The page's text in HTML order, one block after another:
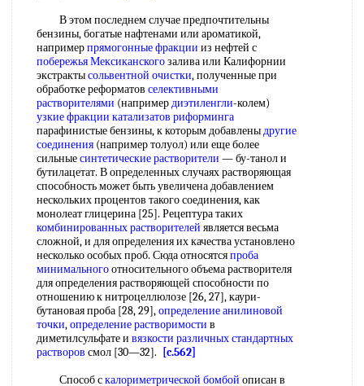
В этом последнем случае предпочтительны
бензины, богатые нафтенами или ароматикой,
напримерпрямогонные фракции из нефтей с
побережья Мексиканскогозалива или Калифорнии
экстрактысольвентной очистки, полученные при
обработке реформатов селективными
растворителями (напримердиэтиленгли-колем)
узкие фракции катализатов риформинга
парафинистые бензины, к которым добавленыдругие
соединения (например толуол) или еще более
сильныесинтетические растворители — бу-танол и
бутилацетат. В определенных случаях растворяющая
способность может быть увеличена добавлением
нескольких процентов такого соединения, как
монолеат глицерина [25]. Рецептура таких
комбинированных растворителей является весьма
сложной, и для определения их качества установлено
несколько особых проб. Сюда относятсяпроба
минимальногоотносительного объема растворителя
для определения растворяющей способности по
отношению к нитроцеллюлозе [26, 27], каури-
бутановая проба [28, 29],определение анилиновой
точки,определение растворимости в
диметилсульфате и вязкости различныхстандартных
растворов смол [30—32].
[c.562]
Способ скалориметрической бомбой описан в